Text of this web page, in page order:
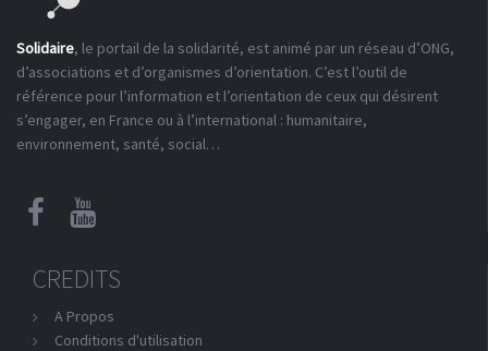
Solidaire, le portail de la solidarité, est animé par un réseau d’ONG,
d’associations et d’organismes d’orientation. C’est l’outil de
référence pour l’information et l’orientation de ceux qui désirent
s’engager, en France ou à l’international : humanitaire,
environnement, santé, social…
CREDITS
A Propos
Conditions d'utilisation